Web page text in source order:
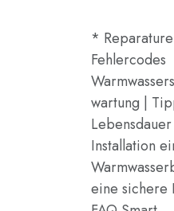
*
Fehlercodes
wartung |
Lebensdauer
Installation
eine sichere